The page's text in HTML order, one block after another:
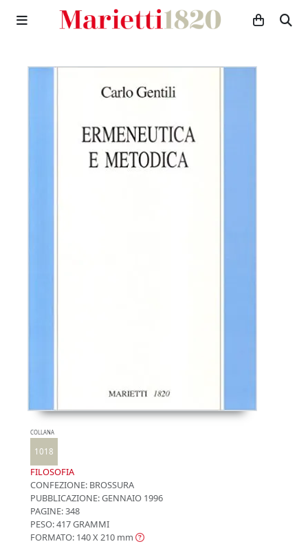
COLLANA
1018
FILOSOFIA
CONFEZIONE: BROSSURA
PUBBLICAZIONE:GENNAIO 1996
PAGINE: 348
PESO: 417 GRAMMI
FORMATO: 140 X 210 mm